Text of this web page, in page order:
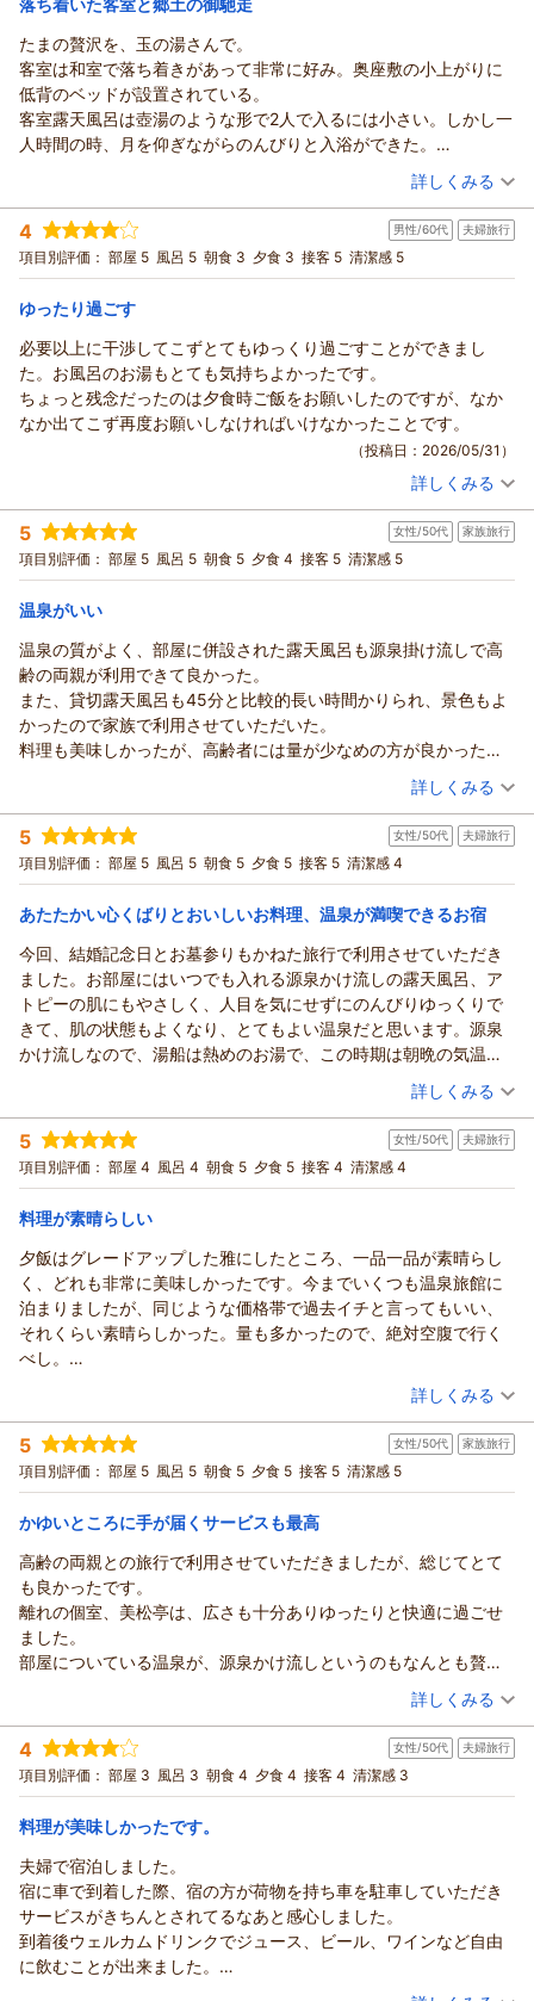
ぜひまた季節を変えてお越しいただき、源泉かけ流しの温泉で
心安らぐひとときをお過ごしくださいませ。
スタッフ一度心よりお待ちしております。
玉の湯 池田
（返信日：2026/07/02）
信州戸倉上山田温泉 玉の湯からの返信
この度は当館にご宿泊いただき、誠にありがとうございまし
た。
また、ご滞在のご感想をお寄せいただきましたこと、心より御
ロビーや館内の雰囲気、お部屋の広さや設えをお気に召してい
ただけたご様子を伺い、大変嬉しく存じます。
また、お部屋の源泉かけ流しの温泉をはじめ、大浴場や露天風
呂でも温泉をご満喫いただけたとのこと、何よりでございま
す。
栄に存じます。
ご滞在中は静かな時間の中で、のんびりとお寛ぎいただけたと
のこと、何よりでございます。
信州は季節ごとに異なる趣がございますので、ぜひまた時期を
スタッフ一同、心よりお待ち申し上げております。
玉の湯 池田
（返信日：2026/06/19）
たまの贅沢を、玉の湯さんで。
客室は和室で落ち着きがあって非常に好み。奥座敷の小上がりに
低背のベッドが設置されている。
客室露天風呂は壺湯のような形で2人で入るには小さい。しかし一
人時間の時、月を仰ぎながらのんびりと入浴ができた。
大浴場はシンプルな作りだが、こういった歴史ある温泉地は奇を
衒わないほうがむしろ好印象。全体的に清潔感もあり満足。
夕食は、旬野菜や地元ブランド食材が使われた和食コースで、郷
土料理にアレンジが加わった食べ飽きない内容だった。食を楽し
み過ぎて、たかだか日本酒一本で2時間も滞在してしまった。ただ
メ。
また、朝食も手抜き無く美味しく、これもまたホスピタリティ溢
れる品数で楽しい。
館内は清潔感があり、従業員さんも親しみやすい。街の観光地を
教えていただいた。
レイトチェックアウトでよくある、他の部屋の掃除が始まってバ
（投稿日：2026/05/31）
宿泊時期： 2026年05月宿泊 (恋人旅行)
投稿者： シヴァイヌさん
宿泊プラン： 【温泉付離れ｜美松亭｜基本企画】1泊2食｜個室食
朝・夕
朝/個室利用 夕/個室利用
宿泊価格帯： 30,001円以上(大人一人あたり/税込)
信州戸倉上山田温泉 玉の湯からの返信
この度は当館にご宿泊いただき、誠にありがとうございまし
た。
また、ご滞在のご感想を丁寧にお寄せいただきましたこと、心
ご滞在中は、日常を忘れてごゆっくりお寛ぎいただけた様子が
伺え、何よりでございます。
客室露天風呂や大浴場でも、当館自慢の源泉掛け流しの湯をご
堪能いただけて大変嬉しく思います。
ただけたとのこと、料理長をはじめスタッフ一同大変励みにな
っております。信州の豊かな味覚とともに、お酒も心地よく進
んだご様子を伺い、私どももうれしい限りでございます。
さらに、館内の清潔感やスタッフの対応につきましても温かい
お言葉を頂戴し、誠にありがとうございます。温泉街の散策も
お楽しみいただき、戸倉上山田温泉でのご滞在を満喫していた
だけたようで嬉しく存じます。
当館でのひとときが、日頃の疲れを癒やす心安らぐ時間となり
ましたこと、何よりの喜びでございます。
ぜひまた季節を変えてお越しいただき、信州の旬の味覚と温泉
をお楽しみくださいませ。
スタッフ一同、心よりお待ち申し上げております。
玉の湯 池田
詳しくみる
4 男性/60代 夫婦旅行
項目別評価： 部屋 5 風呂 5 朝食 3 夕食 3 接客 5 清潔感 5
ゆったり過ごす
必要以上に干渉してこずとてもゆっくり過ごすことができまし
た。お風呂のお湯もとても気持ちよかったです。
ちょっと残念だったのは夕食時ご飯をお願いしたのですが、なか
なか出てこず再度お願いしなければいけなかったことです。
（投稿日：2026/05/31）
投稿者： Sanchanさん(男性/60代)
宿泊プラン： お二人プラン【温泉付離れ｜美松亭】★5大特典付★グレード
アップ≪雅≫｜個室食
和洋室 朝・夕 朝/個室利用 夕/個室利用
宿泊価格帯： 30,001円以上(大人一人あたり/税込)
このたびは玉の湯をご利用いただき、またご感想をお寄せいた
だきまして誠にありがとうございました。
ご滞在中は、ご自身のペースでゆっくりとお過ごしいただけた
とのこと、大変嬉しく拝見いたしました。温泉もお気に召して
いただき、日頃のお疲れを少しでも癒していただけましたなら
一方で、ご夕食時にご飯のご提供が遅れ、再度お声がけいただ
くこととなりましたこと、誠に申し訳ございませんでした。本
来であれば、お客様のお食事の進み具合に合わせて気持ちよく
お召し上がりいただくべきところ、ご不便をおかけしてしまい
ました。いただいたご指摘をスタッフ間で共有し、より細やか
貴重なお声をお聞かせいただき、ありがとうございました。ま
た機会がございましたら、ぜひ季節を変えてお越しくださいま
せ。スタッフ一同、心よりお待ち申し上げております。
玉の湯 茂森
（返信日：2026/05/31）
詳しくみる
5 女性/50代 家族旅行
項目別評価： 部屋 5 風呂 5 朝食 5 夕食 4 接客 5 清潔感 5
温泉がいい
温泉の質がよく、部屋に併設された露天風呂も源泉掛け流しで高
齢の両親が利用できて良かった。
また、貸切露天風呂も45分と比較的長い時間かりられ、景色もよ
かったので家族で利用させていただいた。
料理も美味しかったが、高齢者には量が少なめの方が良かった。
そういったプランも選べるようになると更に高評価になります。
（投稿日：2026/05/30）
宿泊時期： 2026年05月宿泊 (家族旅行)
投稿者： さっちゃんさん
宿泊プラン： 【じゃらん限定】★貸切露天無料＼個室食／温泉付離れ『美松
亭』1泊2食
和洋室 朝・夕 朝/個室利用 夕/個室利用
宿泊価格帯： 30,001円以上(大人一人あたり/税込)
信州戸倉上山田温泉 玉の湯からの返信
このたびは玉の湯をご利用いただき、またご丁寧なご感想をお
寄せいただきまして誠にありがとうございました。
お部屋の露天風呂や貸切露天風呂をご家族皆様でお楽しみいた
だけたご様子を、大変嬉しく拝見いたしました。特にご両親様
にも無理なく温泉をご利用いただけたとのこと、何よりでござ
います。源泉かけ流しの湯で、ご家族の大切なお時間をゆった
りとお過ごしいただけましたなら幸いです。
また、お料理につきましてもお褒めのお言葉をいただきありが
とうございます。あわせて、量に関する貴重なご意見もお聞か
せいただき感謝申し上げます。今後の商品づくりやプラン造成
これからも、ご家族皆様で安心してお過ごしいただける宿であ
り続けられるよう努めてまいります。また季節を変えてお越し
いただけますことを、心よりお待ちしております。
玉の湯 茂森
詳しくみる
5 女性/50代 夫婦旅行
項目別評価： 部屋 5 風呂 5 朝食 5 夕食 5 接客 5 清潔感 4
あたたかい心くばりとおいしいお料理、温泉が満喫できるお宿
今回、結婚記念日とお墓参りもかねた旅行で利用させていただき
ました。お部屋にはいつでも入れる源泉かけ流しの露天風呂、ア
トピーの肌にもやさしく、人目を気にせずにのんびりゆっくりで
きて、肌の状態もよくなり、とてもよい温泉だと思います。源泉
かけ流しなので、湯船は熱めのお湯で、この時期は朝晩の気温差
が大きく、自分の適温に調整をするのに多少の時間はかかりまし
たが、豊富な湯量と良質な泉質にたいへん満足です。バリアフリ
ーのお部屋なので、出入り口やトイレも広く、洗面所と脱衣所も
広く、お風呂場にも補助用の椅子があり、安心です。ベッドも低
く、寝心地もよく、ゆっくりやすめました。夕食は雅コース、地
お肉もお魚もたのしめ、品数も量も多く
とてもおいしかったです。予約時にたった一言、駐車場のお願い
と結婚記念日の旅行で楽しみです、といれただけだったのに、夕
食の盛り付けや箸置きに、水引きの飾りがさりげなくあり、デザ
ートプレートまで用意してくださり、主人とともに、驚きと感
激、感謝のきもちでいっぱいです。あたたかくさりげないおもて
ありがとうございます。とてもいい思い出です。スタッフの方々
が気さくで親切、丁寧な対応をしてくださり、主人とふたりでゆ
っくりのんびり、楽しいひとときをすごせました。お墓参りのた
めに、熊情報についても朝食時の女性スタッフの方が丁寧にお話
タッフの方に、こちらの持参したペットボトルにお墓参り用のお
水をいれてほしいとお願いしたら、快く対応してくださり、お見
送り時も、私たちの車が見えなくなるまで、手を振りつづけてく
ださいました。いろいろとお世話になり、ありがとうございま
す。食事も個室でいただけて、露天風呂付きのお部屋でゆっくり
のんびり、リーズナブルだと思います。また、利用させていただ
（投稿日：2026/05/20）
宿泊時期： 2026年05月宿泊 (夫婦旅行)
投稿者： はなはなさん
宿泊プラン： 【離れ宿泊｜早割56】温泉付離れ『美松亭』1泊2食 ●個室食
●グレードアップ≪雅≫
和洋室 朝・夕 朝/個室利用 夕/個室利用
宿泊価格帯： 30,001円以上(大人一人あたり/税込)
信州戸倉上山田温泉 玉の湯からの返信
このたびは大切なご結婚記念日のご旅行に当館をご利用いただ
き、誠にありがとうございました。
また、心温まるご感想をお寄せいただき、重ねて御礼申し上げ
ます。
お部屋の温泉やお食事、ご滞在中のひとときをゆっくりお楽し
みいただけたご様子に、私どもも嬉しい気持ちで拝見いたしま
した。
ささやかな記念日のおもてなしにもお気づきいただき、ありが
とうございます。
当館にお泊りいただきました思い出の一つとなっておりました
スタッフへの温かいお言葉も大変励みになります。
お墓参りのご旅行が、心穏やかな時間となっておりましたら何
よりでございます。
ぜひまた季節を変えて、のんびりと温泉を楽しみにお越しくだ
さいませ。
再びお会いできます日を、心よりお待ちしております。
（返信日：2026/05/25）
詳しくみる
5 女性/50代 夫婦旅行
項目別評価： 部屋 4 風呂 4 朝食 5 夕食 5 接客 4 清潔感 4
料理が素晴らしい
夕飯はグレードアップした雅にしたところ、一品一品が素晴らし
く、どれも非常に美味しかったです。今までいくつも温泉旅館に
泊まりましたが、同じような価格帯で過去イチと言ってもいい、
それくらい素晴らしかった。量も多かったので、絶対空腹で行く
べし。
最上階の風呂は気持ちよかったですが、女風呂は露天の目隠しが
すごくて、景観は全く期待できません。仕方ないですね。部屋の
露天風呂も掛け流しで気持ちよかったですが、景観が全く…で、
こちらもちと残念でした。
（投稿日：2026/05/18）
宿泊時期： 2026年05月宿泊 (夫婦旅行)
投稿者： furumamiさん
宿泊プラン： 【離れ宿泊｜早割56】温泉付離れ『美松亭』1泊2食 ●個室食
●グレードアップ≪雅≫
和洋室 朝・夕
宿泊価格帯： 30,001円以上(大人一人あたり/税込)
信州戸倉上山田温泉 玉の湯からの返信
この度は当館にご宿泊いただき誠にありがとうございました。
また、お忙しい中温かいご感想と貴重なご意見をお寄せいただ
きましたこと、重ねて御礼申し上げます。
ご夕食につきまして、一品一品をお気に召していただき、お料
理にご満足いただけたようで何よりでございます。高評価をい
ただけましたこと、料理長をはじめ厨房スタッフ一同大変励み
になっております。
また、最上階の大浴場やお部屋の露天風呂につきましても、源
泉かけ流しの湯をお楽しみいただけたとのこと、大変嬉しく思
います。露天風呂の景観につきましていただいたご感想は今後
ぜひまた季節を変えて、旬のお料理と温泉をお楽しみにお越し
くださいませ。
スタッフ一同心よりお待ち申し上げております。
玉の湯 池田
詳しくみる
5 女性/50代 家族旅行
項目別評価： 部屋 5 風呂 5 朝食 5 夕食 5 接客 5 清潔感 5
かゆいところに手が届くサービスも最高
高齢の両親との旅行で利用させていただきましたが、総じてとて
も良かったです。
離れの個室、美松亭は、広さも十分ありゆったりと快適に過ごせ
ました。
部屋についている温泉が、源泉かけ流しというのもなんとも贅沢
大浴場も混雑なく高齢の両親と一緒でしたが安心して利用できま
した。
ほんのり硫黄の香りがする温泉も、熱すぎず入りやすく、サラサ
ラになり泉質はとてもよいです。
きは、これまで食べた中で一番おいしかったです。
お食事処は個室で、
お酒を飲みながら、お水も欲しいなと思うと、冷えたお水がちゃ
んと用意されており、ティッシュが欲しいなと思えばティッシュ
もちゃんとあり、
客室タイプの個室なのでおトイレもあったりと、
（投稿日：2026/05/11）
宿泊時期： 2026年04月宿泊 (家族旅行)
投稿者： 亜紀さん(女性/50代)
宿泊プラン： 【離れ宿泊｜早割56】温泉付離れ『美松亭』1泊2食 ●個室食
●グレードアップ≪雅≫
和洋室 朝・夕
宿泊価格帯： 30,001円以上(大人一人あたり/税込)
信州戸倉上山田温泉 玉の湯からの返信
この度は当館をご利用いただき、誠にありがとうございまし
た。
また、ご両親様との大切なご旅行が快適なものとなりましたこ
と、私共も大変嬉しく存じます。
詳しくみる
4 女性/50代 夫婦旅行
項目別評価： 部屋 3 風呂 3 朝食 4 夕食 4 接客 4 清潔感 3
料理が美味しかったです。
夫婦で宿泊しました。
宿に車で到着した際、宿の方が荷物を持ち車を駐車していただき
サービスがきちんとされてるなあと感心しました。
到着後ウェルカムドリンクでジュース、ビール、ワインなど自由
に飲むことが出来ました。
全館裸足で歩ける宿の為、清掃をまめにされてるのだろうと思い
（投稿日：2026/05/06）